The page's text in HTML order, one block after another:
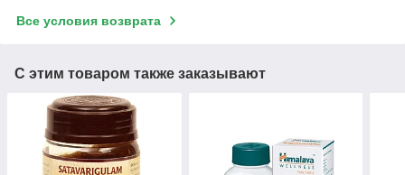
Все условия возврата
С этим товаром также заказывают